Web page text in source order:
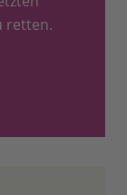
retten.